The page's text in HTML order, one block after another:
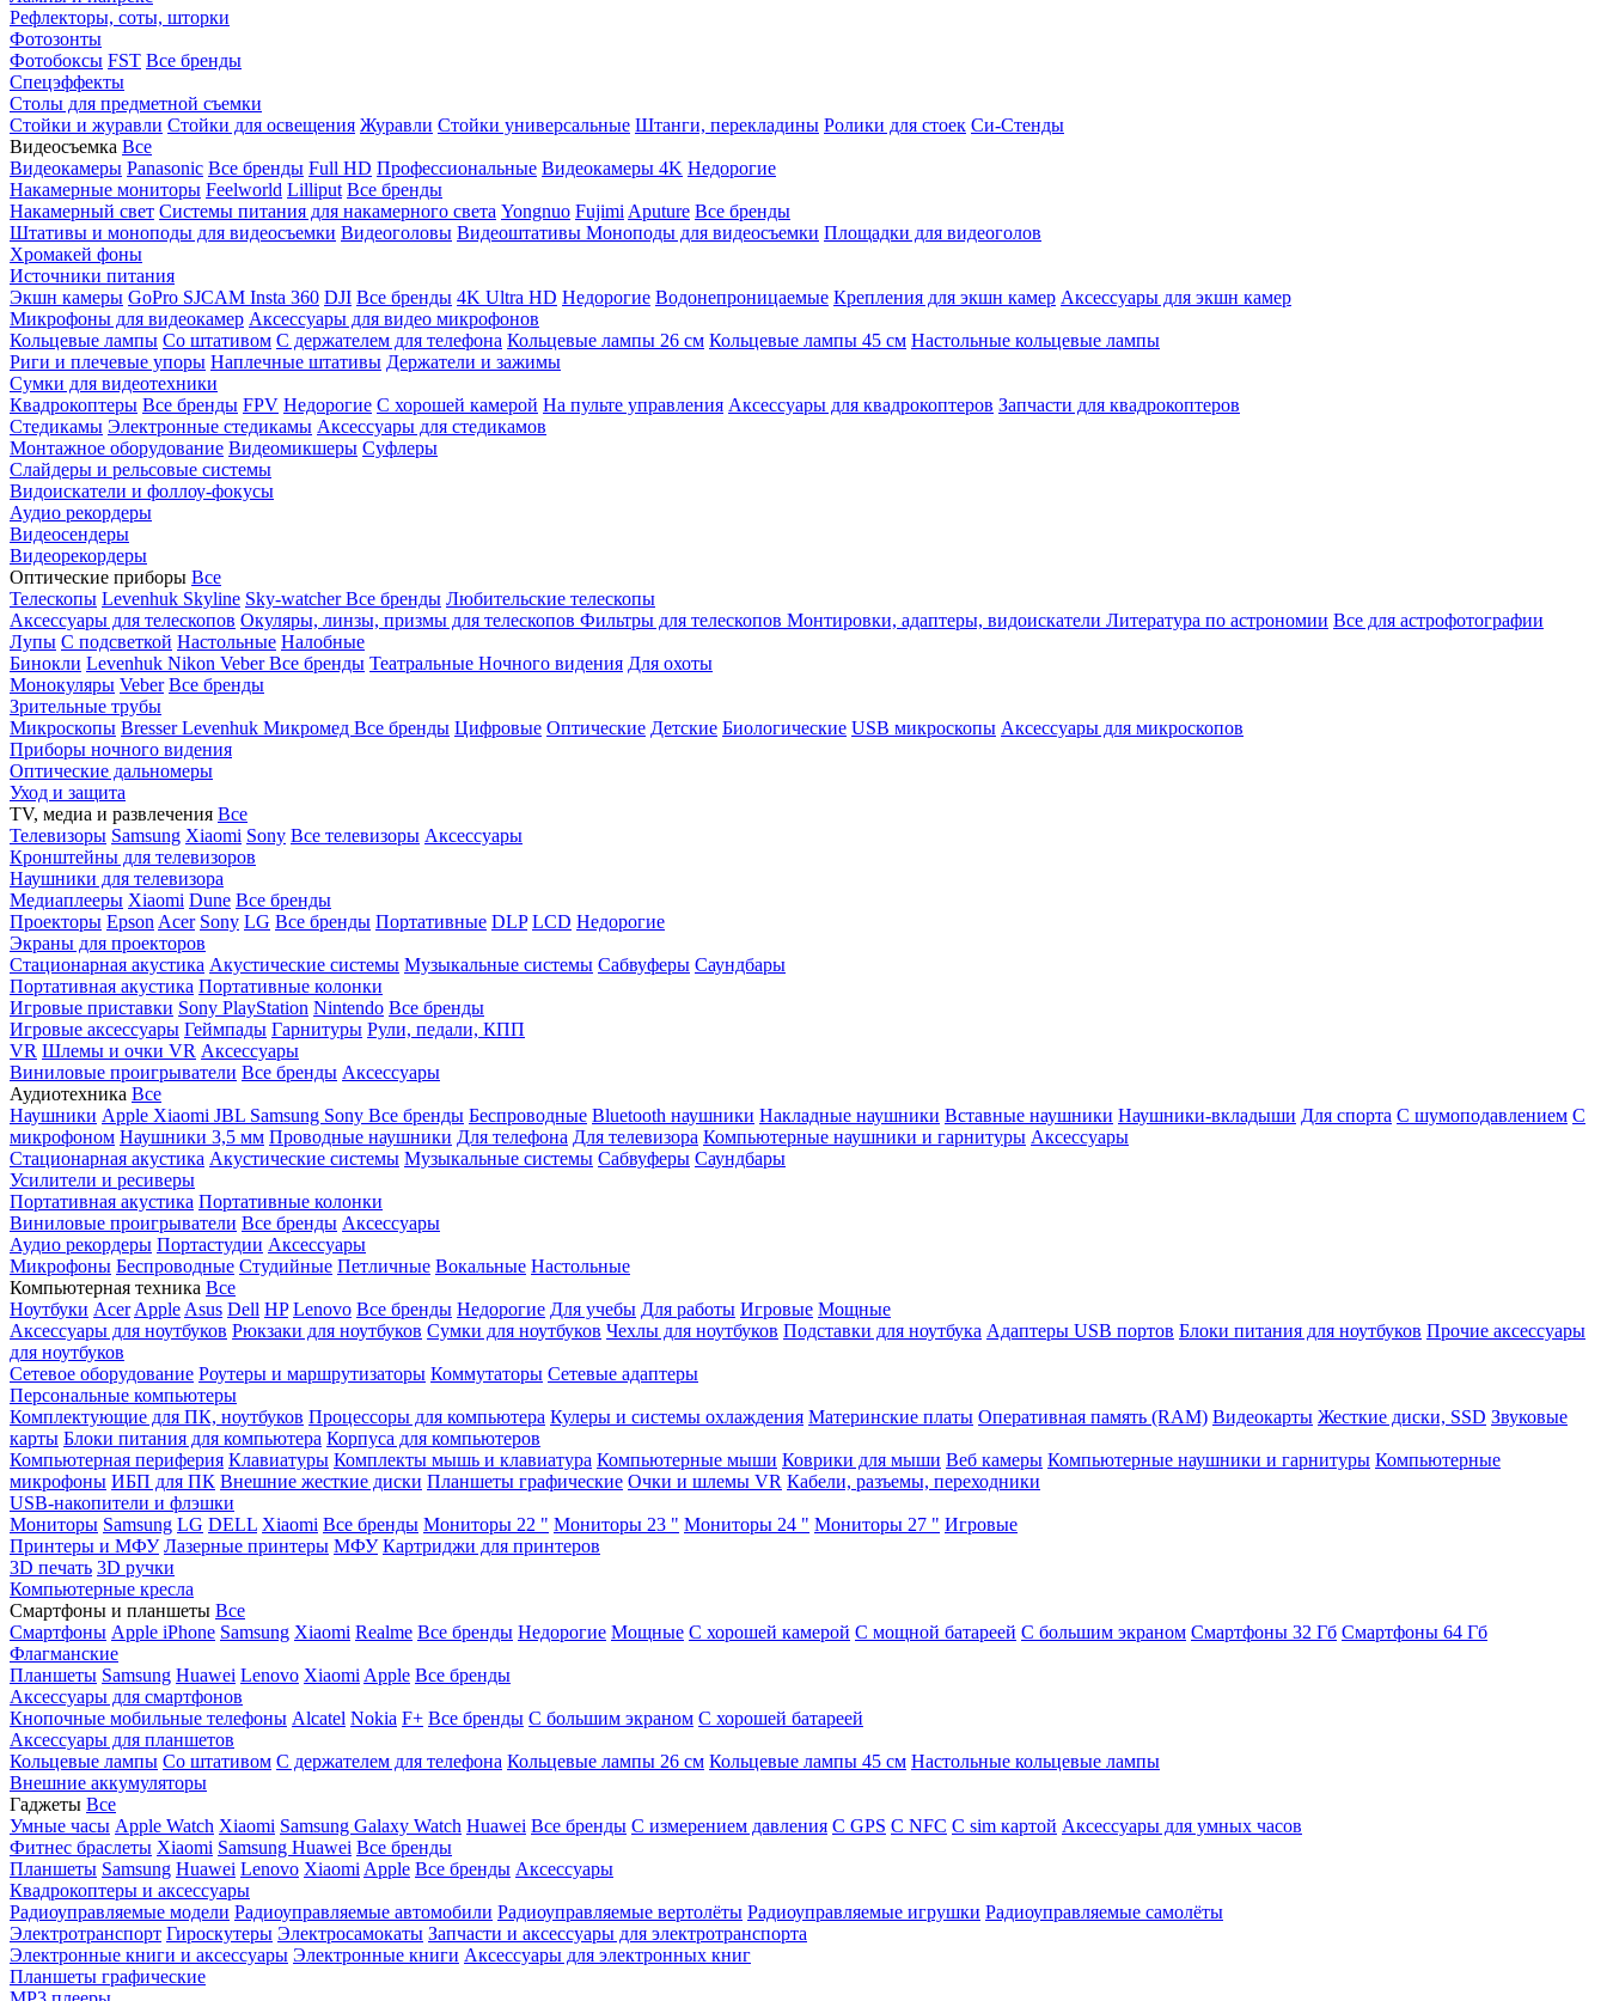
Рефлекторы, соты, шторки
Фотозонты
Фотобоксы FST Все бренды
Спецэффекты
Столы для предметной съемки
Стойки и журавли Стойки для освещения Журавли Стойки универсальные Штанги, перекладины Ролики для стоек Си-Стенды
Видеосъемка Все
Видеокамеры Panasonic Все бренды Full HD Профессиональные Видеокамеры 4K Недорогие
Накамерные мониторы Feelworld Lilliput Все бренды
Накамерный свет Системы питания для накамерного света Yongnuo Fujimi Aputure Все бренды
Штативы и моноподы для видеосъемки Видеоголовы Видеоштативы Моноподы для видеосъемки Площадки для видеоголов
Хромакей фоны
Источники питания
Экшн камеры GoPro SJCAM Insta 360 DJI Все бренды 4K Ultra HD Недорогие Водонепроницаемые Крепления для экшн камер Аксессуары для экшн камер
Микрофоны для видеокамер Аксессуары для видео микрофонов
Кольцевые лампы Со штативом C держателем для телефона Кольцевые лампы 26 см Кольцевые лампы 45 см Настольные кольцевые лампы
Риги и плечевые упоры Наплечные штативы Держатели и зажимы
Сумки для видеотехники
Квадрокоптеры Все бренды FPV Недорогие С хорошей камерой На пульте управления Аксессуары для квадрокоптеров Запчасти для квадрокоптеров
Стедикамы Электронные стедикамы Аксессуары для стедикамов
Монтажное оборудование Видеомикшеры Суфлеры
Слайдеры и рельсовые системы
Видоискатели и фоллоу-фокусы
Аудио рекордеры
Видеосендеры
Видеорекордеры
Оптические приборы Все
Телескопы Levenhuk Skyline Sky-watcherВсе бренды Любительские телескопы
Аксессуары для телескопов Окуляры, линзы, призмы для телескопов Фильтры для телескопов Монтировки, адаптеры, видоискатели Литература по астрономии Все для астрофотографии
Лупы С подсветкой Настольные Налобные
Бинокли Levenhuk Nikon VeberВсе бренды Театральные Ночного видения Для охоты
Монокуляры Veber Все бренды
Зрительные трубы
Микроскопы BresserLevenhuk Микромед Все бренды Цифровые Оптические Детские Биологические USB микроскопы Аксессуары для микроскопов
Приборы ночного видения
Оптические дальномеры
Уход и защита
TV, медиа и развлечения Все
Телевизоры Samsung Xiaomi Sony Все телевизоры Аксессуары
Кронштейны для телевизоров
Наушники для телевизора
Медиаплееры Xiaomi Dune Все бренды
Проекторы Epson Acer Sony LG Все бренды Портативные DLP LCD Недорогие
Экраны для проекторов
Стационарная акустика Акустические системы Музыкальные системы Сабвуферы Саундбары
Портативная акустика Портативные колонки
Игровые приставки Sony PlayStation Nintendo Все бренды
Игровые аксессуары Геймпады Гарнитуры Рули, педали, КПП
VR Шлемы и очки VR Аксессуары
Виниловые проигрыватели Все бренды Аксессуары
Аудиотехника Все
Наушники Apple Xiaomi JBL Samsung Sony Все бренды Беспроводные Bluetooth наушники Накладные наушники Вставные наушники Наушники-вкладыши Для спорта С шумоподавлением С
микрофоном Наушники 3,5 мм Проводные наушники Для телефона Для телевизора Компьютерные наушники и гарнитуры Аксессуары
Стационарная акустика Акустические системы Музыкальные системы Сабвуферы Саундбары
Усилители и ресиверы
Портативная акустика Портативные колонки
Виниловые проигрыватели Все бренды Аксессуары
Аудио рекордеры Портастудии Аксессуары
Микрофоны Беспроводные Студийные Петличные Вокальные Настольные
Компьютерная техника Все
Ноутбуки Acer Apple Asus Dell HP Lenovo Все бренды Недорогие Для учебы Для работы Игровые Мощные
Аксессуары для ноутбуков Рюкзаки для ноутбуков Сумки для ноутбуков Чехлы для ноутбуков Подставки для ноутбука Адаптеры USB портов Блоки питания для ноутбуков Прочие аксессуары
для ноутбуков
Сетевое оборудование Роутеры и маршрутизаторы Коммутаторы Сетевые адаптеры
Персональные компьютеры
Комплектующие для ПК, ноутбуков Процессоры для компьютера Кулеры и системы охлаждения Материнские платы Оперативная память (RAM) Видеокарты Жесткие диски, SSD Звуковые
карты Блоки питания для компьютера Корпуса для компьютеров
Компьютерная периферия Клавиатуры Комплекты мышь и клавиатура Компьютерные мыши Коврики для мыши Веб камеры Компьютерные наушники и гарнитуры Компьютерные
микрофоны ИБП для ПК Внешние жесткие диски Планшеты графические Очки и шлемы VR Кабели, разъемы, переходники
USB-накопители и флэшки
Мониторы Samsung LG DELL Xiaomi Все бренды Мониторы 22 " Мониторы 23 " Мониторы 24 " Мониторы 27 " Игровые
Принтеры и МФУ Лазерные принтеры МФУ Картриджи для принтеров
3D печать 3D ручки
Компьютерные кресла
Смартфоны и планшеты Все
Смартфоны Apple iPhone Samsung Xiaomi Realme Все бренды Недорогие Мощные С хорошей камерой С мощной батареей С большим экраном Смартфоны 32 Гб Смартфоны 64 Гб
Флагманские
Планшеты Samsung Huawei Lenovo Xiaomi Apple Все бренды
Аксессуары для смартфонов
Кнопочные мобильные телефоны Alcatel Nokia F+ Все бренды С большим экраном С хорошей батареей
Аксессуары для планшетов
Кольцевые лампы Со штативом C держателем для телефона Кольцевые лампы 26 см Кольцевые лампы 45 см Настольные кольцевые лампы
Внешние аккумуляторы
Гаджеты Все
Умные часы Apple Watch Xiaomi Samsung Galaxy Watch Huawei Все бренды C измерением давления C GPS C NFC C sim картой Аксессуары для умных часов
Фитнес браслеты Xiaomi Samsung Huawei Все бренды
Планшеты Samsung Huawei Lenovo Xiaomi Apple Все бренды Аксессуары
Квадрокоптеры и аксессуары
Радиоуправляемые модели Радиоуправляемые автомобили Радиоуправляемые вертолёты Радиоуправляемые игрушки Радиоуправляемые самолёты
Электротранспорт Гироскутеры Электросамокаты Запчасти и аксессуары для электротранспорта
Электронные книги и аксессуары Электронные книги Аксессуары для электронных книг
Планшеты графические